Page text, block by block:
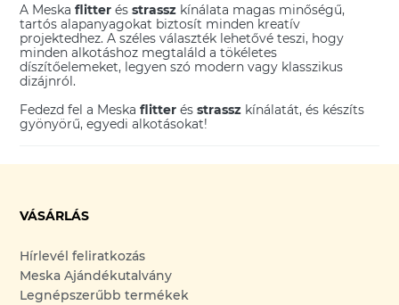
A Meskaflitter ésstrassz kínálata magas minőségű,
tartós alapanyagokat biztosít minden kreatív
projektedhez. A széles választék lehetővé teszi, hogy
minden alkotáshoz megtaláld a tökéletes
díszítőelemeket, legyen szó modern vagy klasszikus
dizájnról.
Fedezd fel a Meskaflitter ésstrassz kínálatát, és készíts
gyönyörű, egyedi alkotásokat!
VÁSÁRLÁS
Hírlevél feliratkozás
Meska Ajándékutalvány
Legnépszerűbb termékek